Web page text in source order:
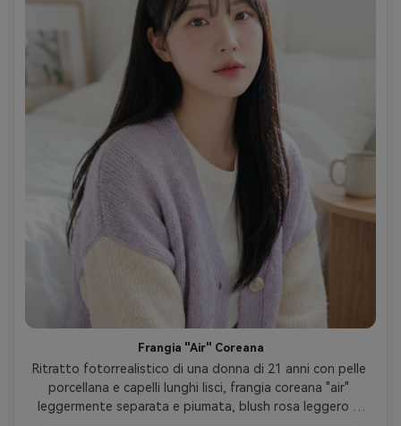
Frangia "Air" Coreana
Ritratto fotorrealistico di una donna di 21 anni con pelle
porcellana e capelli lunghi lisci, frangia coreana "air"
leggermente separata e piumata, blush rosa leggero e